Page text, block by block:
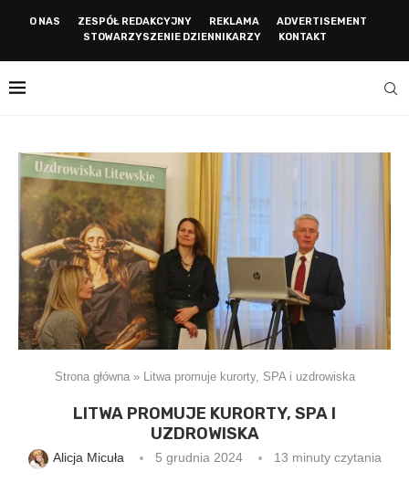
O NAS ZESPÓŁ REDAKCYJNY REKLAMA
ADVERTISEMENT
STOWARZYSZENIE DZIENNIKARZY
KONTAKT
Strona główna» Litwa promuje kurorty, SPA i uzdrowiska
LITWA PROMUJE KURORTY, SPA I
UZDROWISKA
Alicja Micuła 5 grudnia 2024 13 minuty czytania